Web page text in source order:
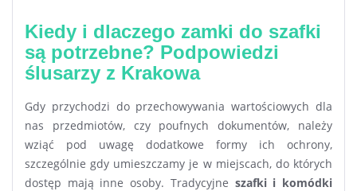
Kiedy i dlaczego zamki do szafki
są potrzebne? Podpowiedzi
ślusarzy z Krakowa
Gdy przychodzi do przechowywania wartościowych dla
nas przedmiotów, czy poufnych dokumentów, należy
wziąć pod uwagę dodatkowe formy ich ochrony,
szczególnie gdy umieszczamy je w miejscach, do których
dostęp mają inne osoby. Tradycyjne szafki i komódki